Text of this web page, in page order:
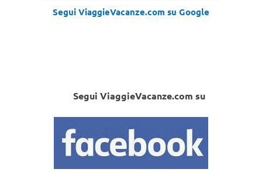
Segui ViaggieVacanze.com su Google
Segui ViaggieVacanze.com su